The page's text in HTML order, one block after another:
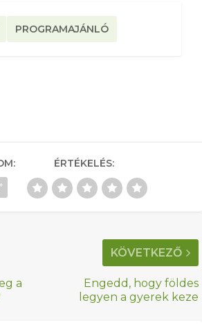
PROGRAMAJÁNLÓ
ÉRTÉKELÉS:
a
KÖVETKEZŐ
Engedd, hogy földes
legyen a gyerek keze